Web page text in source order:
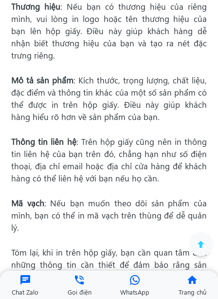
Thương hiệu: Nếu bạn có thương hiệu của riêng
mình, vui lòng in logo hoặc tên thương hiệu của
bạn lên hộp giấy. Điều này giúp khách hàng dễ
nhận biết thương hiệu của bạn và tạo ra nét đặc
trưng riêng.
Mô tả sản phẩm: Kích thước, trọng lượng, chất liệu,
đặc điểm và thông tin khác của một số sản phẩm có
thể được in trên hộp giấy. Điều này giúp khách
hàng hiểu rõ hơn về sản phẩm của bạn.
Thông tin liên hệ: Trên hộp giấy cũng nên in thông
tin liên hệ của bạn trên đó, chẳng hạn như số điện
thoại, địa chỉ email hoặc địa chỉ cửa hàng để khách
hàng có thể liên hệ với bạn nếu họ cần.
Mã vạch: Nếu bạn muốn theo dõi sản phẩm của
mình, bạn có thể in mã vạch trên thùng để dễ quản
lý.
Tóm lại, khi in trên hộp giấy, bạn cần quan tâm đến
những thông tin cần thiết để đảm bảo rằng sản
phẩm của bạn đáp ứng đúng nhu cầu và yêu cầu
của khách hàng.
Chat Zalo Gọi điện WhatsApp Trang chủ